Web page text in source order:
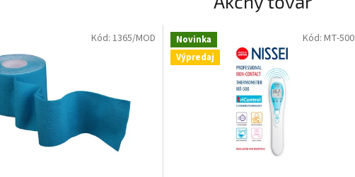
Kód: 1365/MOD
Novinka
Výpredaj
Kód: MT-500